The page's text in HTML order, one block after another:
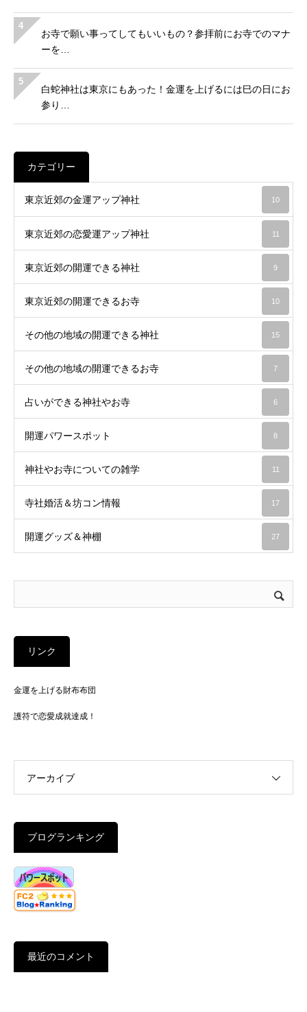
4
お寺で願い事ってしてもいいもの？参拝前にお寺でのマナ
ーを…
5
白蛇神社は東京にもあった！金運を上げるには巳の日にお
参り…
カテゴリー
東京近郊の金運アップ神社 10
東京近郊の恋愛運アップ神社 11
東京近郊の開運できる神社 9
東京近郊の開運できるお寺 10
その他の地域の開運できる神社 15
その他の地域の開運できるお寺 7
占いができる神社やお寺 6
開運パワースポット 8
神社やお寺についての雑学 11
寺社婚活＆坊コン情報 17
開運グッズ＆神棚 27
リンク
金運を上げる財布布団
護符で恋愛成就達成！
アーカイブ
ブログランキング
最近のコメント